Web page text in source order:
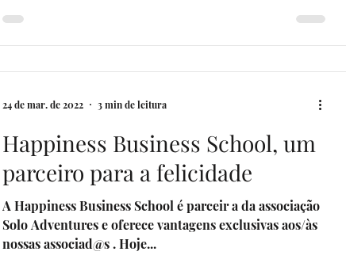
Happiness Business School, um
parceiro para a felicidade
A Happiness Business School é parceir a da associação
Solo Adventures e oferece vantagens exclusivas aos/às
nossas associad@s . Hoje...
24 de mar. de 2022 3 min de leitura